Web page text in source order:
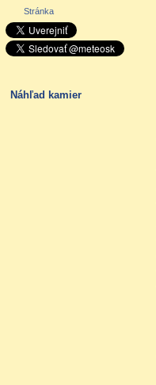
Stránka
Náhľad kamier